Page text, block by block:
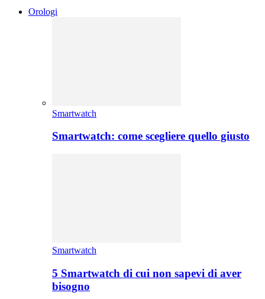
Orologi
Smartwatch
Smartwatch: come scegliere quello giusto
Smartwatch
5 Smartwatch di cui non sapevi di aver
bisogno